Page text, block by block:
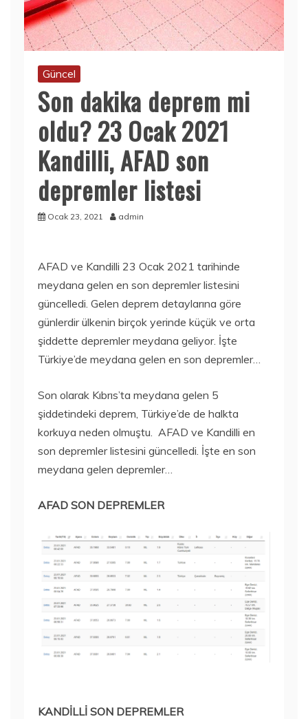
Güncel
Son dakika deprem mi
oldu? 23 Ocak 2021
Kandilli, AFAD son
depremler listesi
Ocak 23, 2021 admin
AFAD ve Kandilli 23 Ocak 2021 tarihinde
meydana gelen en son depremler listesini
güncelledi. Gelen deprem detaylarına göre
günlerdir ülkenin birçok yerinde küçük ve orta
şiddette depremler meydana geliyor. İşte
Türkiye’de meydana gelen en son depremler…
Son olarak Kıbrıs’ta meydana gelen 5
şiddetindeki deprem, Türkiye’de de halkta
korkuya neden olmuştu. AFAD ve Kandilli en
son depremler listesini güncelledi. İşte en son
meydana gelen depremler…
AFAD SON DEPREMLER
KANDİLLİ SON DEPREMLER